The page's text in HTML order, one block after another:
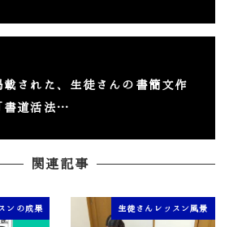
載された、生徒さんの書簡文作
書道活法…
関連記事
ンの成果 生徒さんレッスン風景